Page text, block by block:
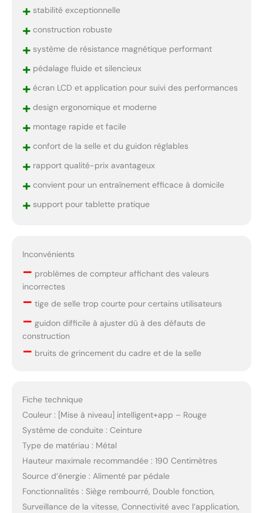
volant d’inertie robuste,
garantissant une
pédalage ultra-souple.
mesurant entre 140 et
190 cm, il supporte une
kg (330 livres). Il
comprend un système
des pédales à cage
d’écrou, un porte-
bouteille pratique et un
confort optimal lors de
𝙎𝙚𝙧𝙫𝙞𝙘𝙚 𝙖𝙥𝙧𝙚̀𝙨-𝙫𝙚𝙣𝙩𝙚
𝘾𝙃𝘼𝙊𝙆𝙀: CHAOKE
s’engage à offrir à ses
qualité et un service
nous contacter, notre
service client
professionnel se tient à
vous assister.
+stabilité exceptionnelle
+construction robuste
+système de résistance magnétique performant
+pédalage fluide et silencieux
+écran LCD et application pour suivi des performances
+design ergonomique et moderne
+montage rapide et facile
+confort de la selle et du guidon réglables
+rapport qualité-prix avantageux
+convient pour un entraînement efficace à domicile
+support pour tablette pratique
Inconvénients
– problèmes de compteur affichant des valeurs
incorrectes
– tige de selle trop courte pour certains utilisateurs
– guidon difficile à ajuster dû à des défauts de
construction
– bruits de grincement du cadre et de la selle
Fiche technique
Couleur : [Mise à niveau] intelligent+app – Rouge
Système de conduite : Ceinture
Type de matériau : Métal
Hauteur maximale recommandée : 190 Centimètres
Source d’énergie : Alimenté par pédale
Fonctionnalités : Siège rembourré, Double fonction,
Surveillance de la vitesse, Connectivité avec l’application,